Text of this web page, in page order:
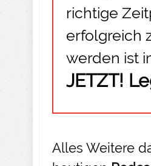
richtige
erfolgreich
werden ist
JETZT!
Alles Weitere